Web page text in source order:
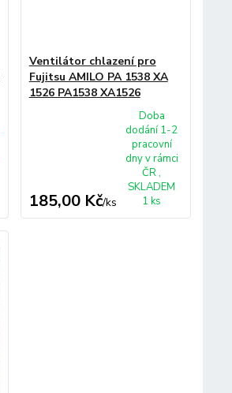
Ventilátor chlazení pro
Fujitsu AMILO PA 1538 XA
1526 PA1538 XA1526
185,00 Kč/ks
Doba
dodání 1-2
pracovní
dny v rámci
ČR ,
SKLADEM
1 ks